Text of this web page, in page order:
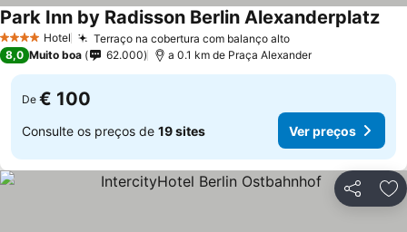
4 EstrelasHotel Terraço na cobertura com balanço altoVer preços
Park Inn by Radisson Berlin AlexanderplatzVer
8,0 Muito boa 62.000 a 0.1 km de Praça Alexander
De € 100
Consulte os preços de 19 sites Ver preços
Partilhar